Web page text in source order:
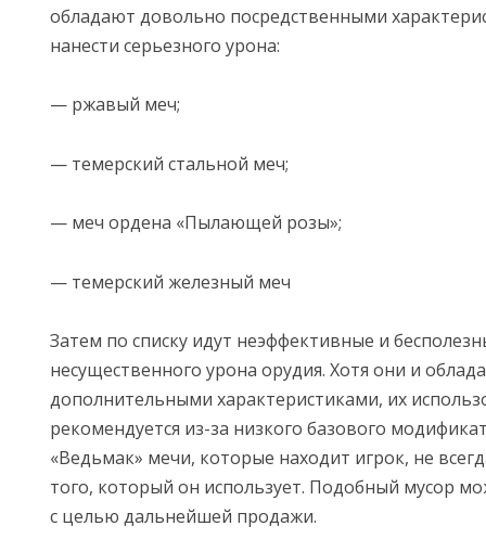
обладают довольно посредственными
нанести серьезного урона:
— ржавый меч;
— темерский стальной меч;
— меч ордена «Пылающей розы»;
— темерский железный меч
Затем по списку идут неэффективные и
несущественного урона орудия. Хотя они и
дополнительными характеристиками, их
рекомендуется из-за низкого базового
«Ведьмак» мечи, которые находит игрок, не
того, который он использует. Подобный мусор
с целью дальнейшей продажи.